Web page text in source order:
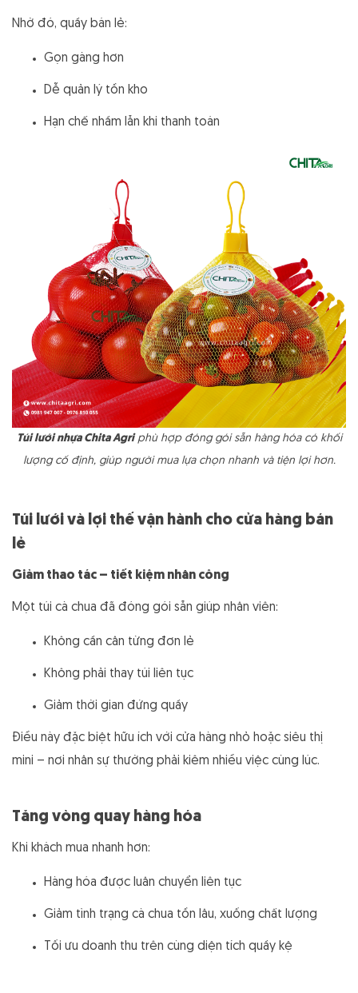
Nhờ đó, quầy bán lẻ:
Gọn gàng hơn
Dễ quản lý tồn kho
Hạn chế nhầm lẫn khi thanh toán
Túi lưới nhựa Chita Agriphù hợp đóng gói sẵn hàng hóa có khối
lượng cố định, giúp người mua lựa chọn nhanh và tiện lợi hơn.
Túi lưới và lợi thế vận hành cho cửa hàng bán
lẻ
Giảm thao tác – tiết kiệm nhân công
Một túi cà chua đã đóng gói sẵn giúp nhân viên:
Không cần cân từng đơn lẻ
Không phải thay túi liên tục
Giảm thời gian đứng quầy
Điều này đặc biệt hữu ích với cửa hàng nhỏ hoặc siêu thị
mini – nơi nhân sự thường phải kiêm nhiều việc cùng lúc.
Tăng vòng quay hàng hóa
Khi khách mua nhanh hơn:
Hàng hóa được luân chuyển liên tục
Giảm tình trạng cà chua tồn lâu, xuống chất lượng
Tối ưu doanh thu trên cùng diện tích quầy kệ